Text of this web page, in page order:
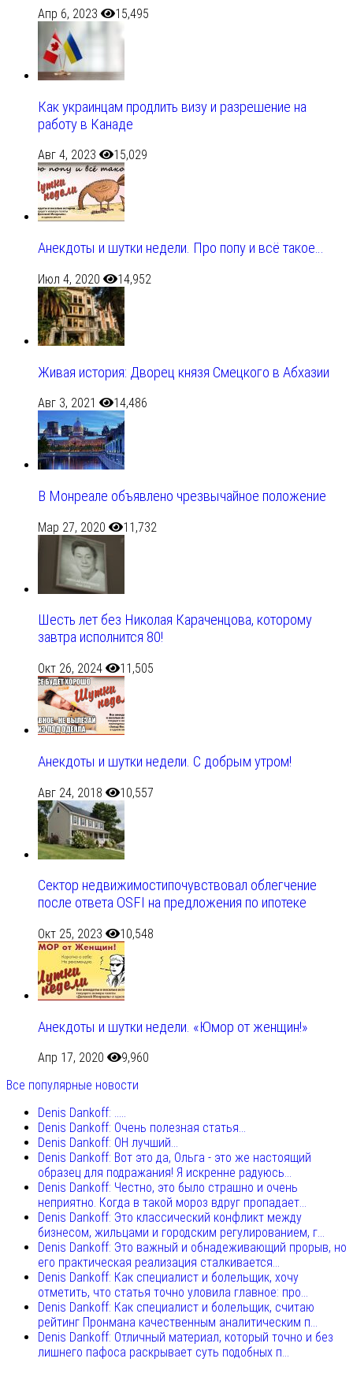
Апр 6, 2023 15,495
Как украинцам продлить визу и разрешение на
работу в Канаде
Авг 4, 2023 15,029
Анекдоты и шутки недели. Про попу и всё такое…
Июл 4, 2020 14,952
Живая история: Дворец князя Смецкого в Абхазии
Авг 3, 2021 14,486
В Монреале объявлено чрезвычайное положение
Мар 27, 2020 11,732
Шесть лет без Николая Караченцова, которому
завтра исполнится 80!
Окт 26, 2024 11,505
Анекдоты и шутки недели. С добрым утром!
Авг 24, 2018 10,557
Сектор недвижимостипочувствовал облегчение
после ответа OSFI на предложения по ипотеке
Окт 25, 2023 10,548
Анекдоты и шутки недели. «Юмор от женщин!»
Апр 17, 2020
9,960
Все популярные новости
Denis Dankoff: .....
Denis Dankoff: Очень полезная статья...
Denis Dankoff: ОН лучший...
Denis Dankoff: Вот это да, Ольга - это же настоящий
образец для подражания! Я искренне радуюсь...
Denis Dankoff: Честно, это было страшно и очень
неприятно. Когда в такой мороз вдруг пропадает...
Denis Dankoff: Это классический конфликт между
бизнесом, жильцами и городским регулированием, г...
Denis Dankoff: Это важный и обнадеживающий прорыв, но
его практическая реализация сталкивается...
Denis Dankoff: Как специалист и болельщик, хочу
отметить, что статья точно уловила главное: про...
Denis Dankoff: Как специалист и болельщик, считаю
рейтинг Пронмана качественным аналитическим п...
Denis Dankoff: Отличный материал, который точно и без
лишнего пафоса раскрывает суть подобных п...